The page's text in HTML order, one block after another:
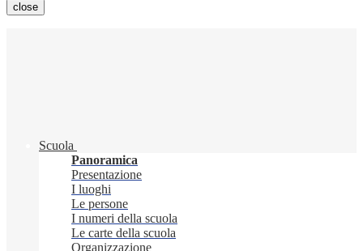
close
Scuola
Panoramica
Presentazione
I luoghi
Le persone
I numeri della scuola
Le carte della scuola
Organizzazione